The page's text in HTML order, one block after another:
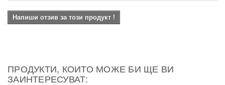
Напиши отзив за този продукт !
ПРОДУКТИ, КОИТО МОЖЕ БИ ЩЕ ВИ
ЗАИНТЕРЕСУВАТ: